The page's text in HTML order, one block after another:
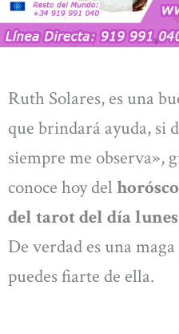
Ruth Solares, es una
que brindará ayuda, si
siempre me observa»,
conoce hoy del
del tarot del día lunes
De verdad es una
puedes fiarte de ella.